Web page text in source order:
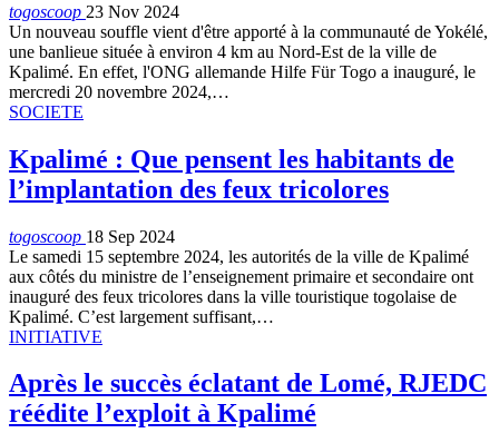
togoscoop 23 Nov 2024
Un nouveau souffle vient d'être apporté à la communauté de Yokélé,
une banlieue située à environ 4 km au Nord-Est de la ville de
Kpalimé. En effet, l'ONG allemande Hilfe Für Togo a inauguré, le
mercredi 20 novembre 2024,…
SOCIETE
Kpalimé : Que pensent les habitants de
l’implantation des feux tricolores
togoscoop 18 Sep 2024
Le samedi 15 septembre 2024, les autorités de la ville de Kpalimé
aux côtés du ministre de l’enseignement primaire et secondaire ont
inauguré des feux tricolores dans la ville touristique togolaise de
Kpalimé. C’est largement suffisant,…
INITIATIVE
Après le succès éclatant de Lomé, RJEDC
réédite l’exploit à Kpalimé